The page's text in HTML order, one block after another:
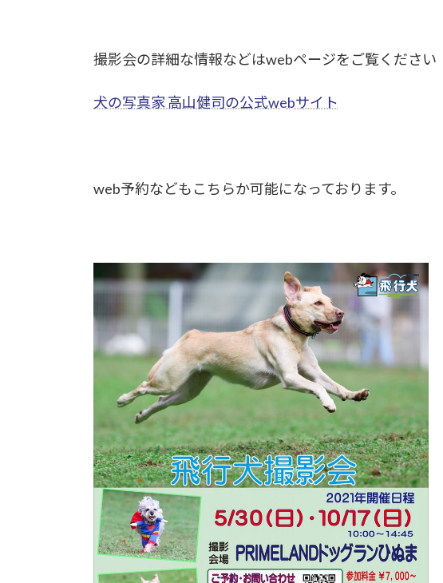
撮影会の詳細な情報などはwebページをご覧ください
犬の写真家 高山健司の公式webサイト
web予約などもこちらか可能になっております。